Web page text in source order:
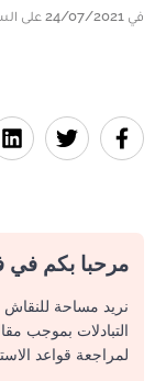
في 24/07/2021 على الساعة 14:32
مرحبا بكم في
نريد مساحة للنقاش
التبادلات بموجب
لمراجعة قواعد